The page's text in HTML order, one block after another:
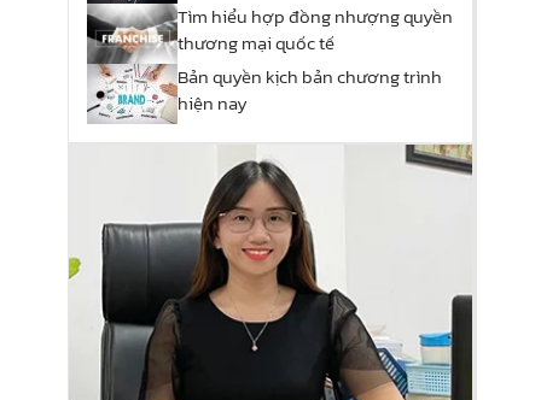
Tìm hiểu hợp đồng nhượng quyền
thương mại quốc tế
Bản quyền kịch bản chương trình
hiện nay